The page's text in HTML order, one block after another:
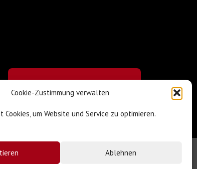
Cookie-Zustimmung verwalten
Cookies, um Website und Service zu optimieren.
Ablehnen
Impressum & Datenschutz